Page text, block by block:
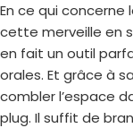
En ce qui concerne
cette merveille en
en fait un outil
orales. Et grâce à
combler l’espace
plug. Il suffit de